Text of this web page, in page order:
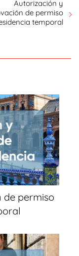
Autorización y
de permiso
temporal
permiso